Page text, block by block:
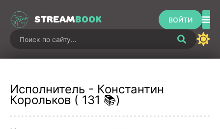
STREAMBOOK ВОЙТИ
Исполнитель - Константин
Корольков ( 131 📚)